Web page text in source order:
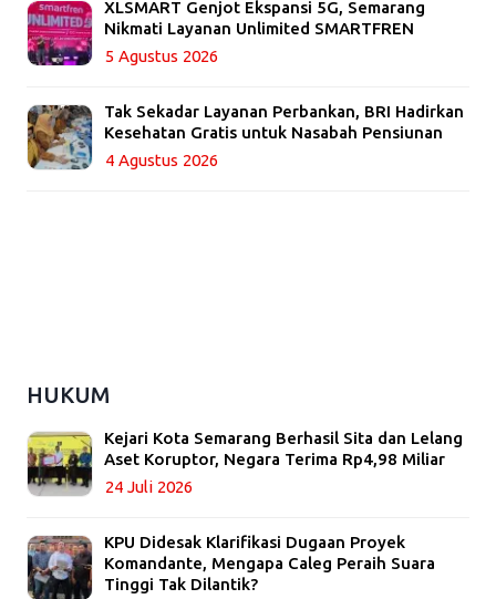
XLSMART Genjot Ekspansi 5G, Semarang
Nikmati Layanan Unlimited SMARTFREN
5 Agustus 2026
Tak Sekadar Layanan Perbankan, BRI Hadirkan
Kesehatan Gratis untuk Nasabah Pensiunan
4 Agustus 2026
HUKUM
Kejari Kota Semarang Berhasil Sita dan Lelang
Aset Koruptor, Negara Terima Rp4,98 Miliar
24 Juli 2026
KPU Didesak Klarifikasi Dugaan Proyek
Komandante, Mengapa Caleg Peraih Suara
Tinggi Tak Dilantik?